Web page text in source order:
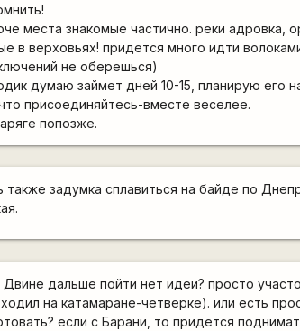
места знакомые частично. реки адровка,
в верховьях! придется много идти
не оберешься)
думаю займет дней 10-15, планирую его
присоединяйтесь-вместе веселее.
попозже.
также задумка сплавиться на байде по
Двине дальше пойти нет идеи? просто
на катамаране-четверке). или есть
если с Барани, то придется